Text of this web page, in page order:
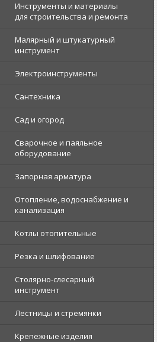
Инструменты и материалы
для строительства и ремонта
Малярный и штукатурный
инструмент
Электроинструменты
Сантехника
Сад и огород
Сварочное и паяльное
оборудование
Запорная арматура
Отопление, водоснабжение и
канализация
Котлы отопительные
Резка и шлифование
Столярно-слесарный
инструмент
Лестницы и стремянки
Крепежные изделия